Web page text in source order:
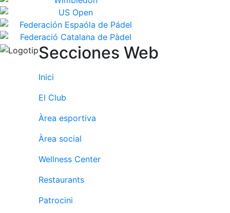
Secciones Web
Inici
El Club
Àrea esportiva
Àrea social
Wellness Center
Restaurants
Patrocini